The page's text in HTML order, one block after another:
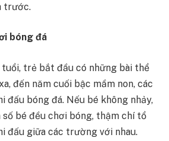
trước.
bóng đá
trẻ bắt đầu có những bài thể
đến năm cuối bậc mầm non, các
đấu bóng đá. Nếu bé không nhảy,
số bé đều chơi bóng, thậm chí tổ
đấu giữa các trường với nhau.